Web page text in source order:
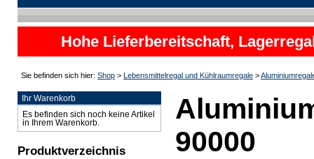
Hohe Lieferbereitschaft,
nicht
Sie befinden sich hier: Shop > Lebensmittelregal und Kühlraumregale >
Ihr Warenkorb
Es befinden sich noch keine Artikel
in Ihrem Warenkorb.
Produktverzeichnis
90000